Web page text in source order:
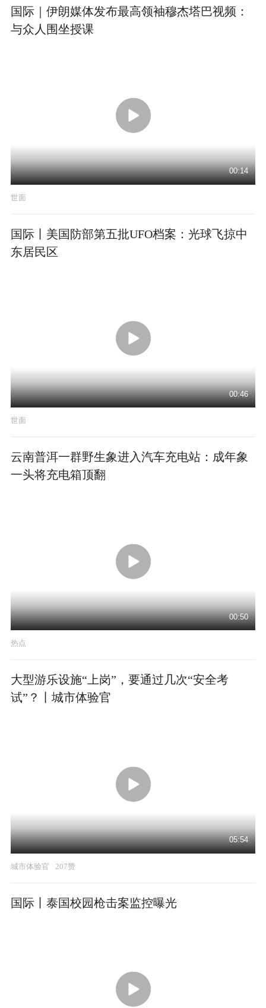
国际｜伊朗媒体发布最高领袖穆杰塔巴视频：
与众人围坐授课
00:14
世面
国际丨美国防部第五批UFO档案：光球飞掠中
东居民区
00:46
世面
云南普洱一群野生象进入汽车充电站：成年象
一头将充电箱顶翻
00:50
热点
大型游乐设施“上岗”，要通过几次“安全考
试”？丨城市体验官
05:54
城市体验官 207赞
国际丨泰国校园枪击案监控曝光